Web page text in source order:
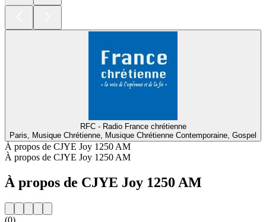
RFC - Radio France chrétienne
Paris, Musique Chrétienne, Musique Chrétienne Contemporaine, Gospel
À propos de CJYE Joy 1250 AM
À propos de CJYE Joy 1250 AM
À propos de CJYE Joy 1250 AM
(0)